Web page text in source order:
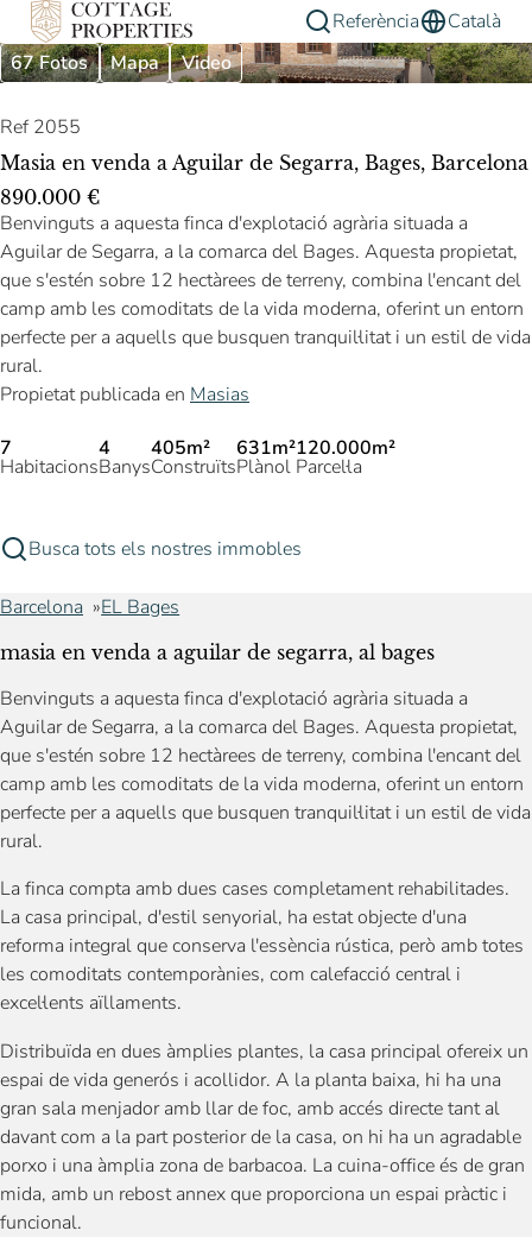
Referència
Català
67 Fotos
Mapa Video
Ref 2055
Masia en venda a Aguilar de Segarra, Bages, Barcelona
890.000 €
Benvinguts a aquesta finca d'explotació agrària situada a
Aguilar de Segarra, a la comarca del Bages. Aquesta propietat,
que s'estén sobre 12 hectàrees de terreny, combina l'encant del
camp amb les comoditats de la vida moderna, oferint un entorn
perfecte per a aquells que busquen tranquil·litat i un estil de vida
rural.
Propietat publicada en Masias
7
Habitacions
4
Banys
405m²
Construïts
631m²
Plànol
120.000m²
Parcel·la
Busca tots els nostres immobles
Barcelona EL Bages
masia en venda a aguilar de segarra, al bages
Benvinguts a aquesta finca d'explotació agrària situada a
Aguilar de Segarra, a la comarca del Bages. Aquesta propietat,
que s'estén sobre 12 hectàrees de terreny, combina l'encant del
camp amb les comoditats de la vida moderna, oferint un entorn
perfecte per a aquells que busquen tranquil·litat i un estil de vida
rural.
La finca compta amb dues cases completament rehabilitades.
La casa principal, d'estil senyorial, ha estat objecte d'una
reforma integral que conserva l'essència rústica, però amb totes
les comoditats contemporànies, com calefacció central i
excel·lents aïllaments.
Distribuïda en dues àmplies plantes, la casa principal ofereix un
espai de vida generós i acollidor. A la planta baixa, hi ha una
gran sala menjador amb llar de foc, amb accés directe tant al
davant com a la part posterior de la casa, on hi ha un agradable
porxo i una àmplia zona de barbacoa. La cuina-office és de gran
mida, amb un rebost annex que proporciona un espai pràctic i
funcional.